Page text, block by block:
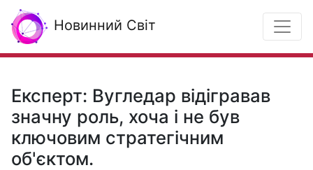
Новинний Світ
Експерт: Вугледар відігравав
значну роль, хоча і не був
ключовим стратегічним
об'єктом.